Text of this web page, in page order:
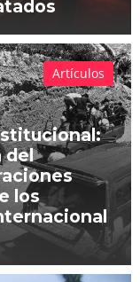
del
los
Artículos